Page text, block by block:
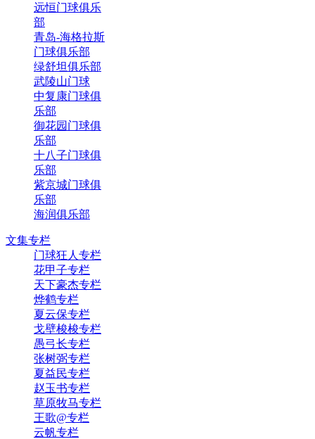
远恒门球俱乐
部
青岛-海格拉斯
门球俱乐部
绿舒坦俱乐部
武陵山门球
中复康门球俱
乐部
御花园门球俱
乐部
十八子门球俱
乐部
紫京城门球俱
乐部
海润俱乐部
文集专栏
门球狂人专栏
花甲子专栏
天下豪杰专栏
烨鹤专栏
夏云保专栏
戈壁梭梭专栏
愚弓长专栏
张树弼专栏
夏益民专栏
赵玉书专栏
草原牧马专栏
王歌@专栏
云帆专栏